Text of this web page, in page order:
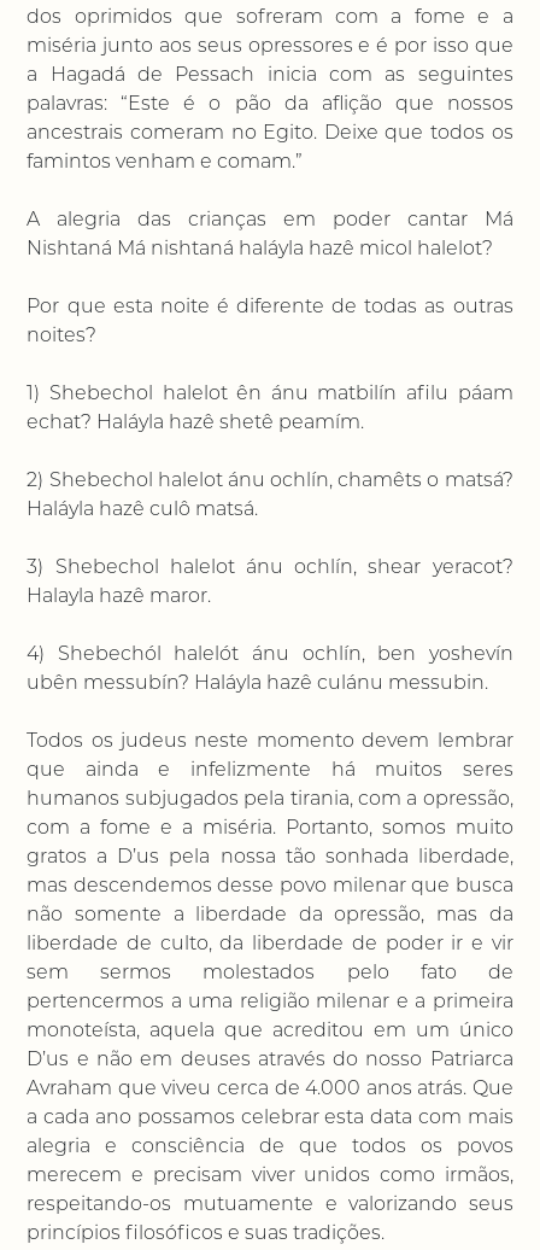
dos oprimidos que sofreram com a fome e a
miséria junto aos seus opressores e é por isso que
a Hagadá de Pessach inicia com as seguintes
palavras: “Este é o pão da aflição que nossos
ancestrais comeram no Egito. Deixe que todos os
famintos venham e comam.”
A alegria das crianças em poder cantar Má
Nishtaná Má nishtaná haláyla hazê micol halelot?
Por que esta noite é diferente de todas as outras
noites?
1) Shebechol halelot ên ánu matbilín afilu páam
echat? Haláyla hazê shetê peamím.
2) Shebechol halelot ánu ochlín, chamêts o matsá?
Haláyla hazê culô matsá.
3) Shebechol halelot ánu ochlín, shear yeracot?
Halayla hazê maror.
4) Shebechól halelót ánu ochlín, ben yoshevín
ubên messubín? Haláyla hazê culánu messubin.
Todos os judeus neste momento devem lembrar
que ainda e infelizmente há muitos seres
humanos subjugados pela tirania, com a opressão,
com a fome e a miséria. Portanto, somos muito
gratos a D’us pela nossa tão sonhada liberdade,
mas descendemos desse povo milenar que busca
não somente a liberdade da opressão, mas da
liberdade de culto, da liberdade de poder ir e vir
sem sermos molestados pelo fato de
pertencermos a uma religião milenar e a primeira
monoteísta, aquela que acreditou em um único
D’us e não em deuses através do nosso Patriarca
Avraham que viveu cerca de 4.000 anos atrás. Que
a cada ano possamos celebrar esta data com mais
alegria e consciência de que todos os povos
merecem e precisam viver unidos como irmãos,
respeitando-os mutuamente e valorizando seus
princípios filosóficos e suas tradições.